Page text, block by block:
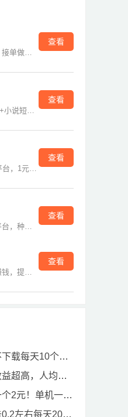
网络互助平台，接单做单赚钱
查看
推广APP+网盘+小说短剧平台
查看
推广APP赚钱平台，1元提现
查看
虚拟商品买卖平台，种类多
查看
回答调查问卷赚钱，提现门槛低
查看
乱跳，赚低保，满5提！
均反馈10元以上！
单机一天10元以上
！亲测4个广告1块钱！